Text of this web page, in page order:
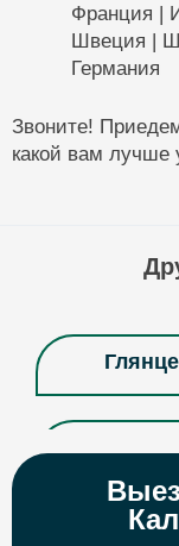
Франция |
Швеция |
Германия
Звоните!
какой вам лучше